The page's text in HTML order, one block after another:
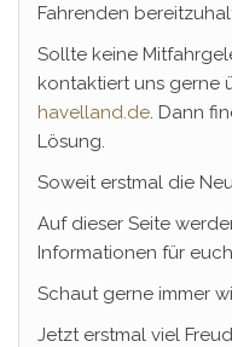
Fahrenden
Sollte keine
kontaktiert uns gerne
havelland.de. Dann
Lösung.
Soweit erstmal die
Auf dieser Seite
Informationen für
Schaut gerne immer
Jetzt erstmal viel